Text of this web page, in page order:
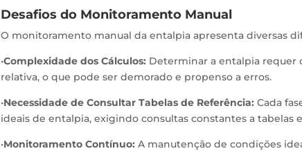
Desafios do Monitoramento Manual
O monitoramento manual da entalpia apresenta diversas
•Complexidade dos Cálculos: Determinar a entalpia requer
relativa, o que pode ser demorado e propenso a erros.
•Necessidade de Consultar Tabelas de Referência: Cada
ideais de entalpia, exigindo consultas constantes a tabelas
•Monitoramento Contínuo: A manutenção de condições